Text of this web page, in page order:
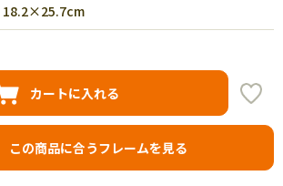
18.2×25.7cm
カートに入れる
この商品に合うフレームを見る